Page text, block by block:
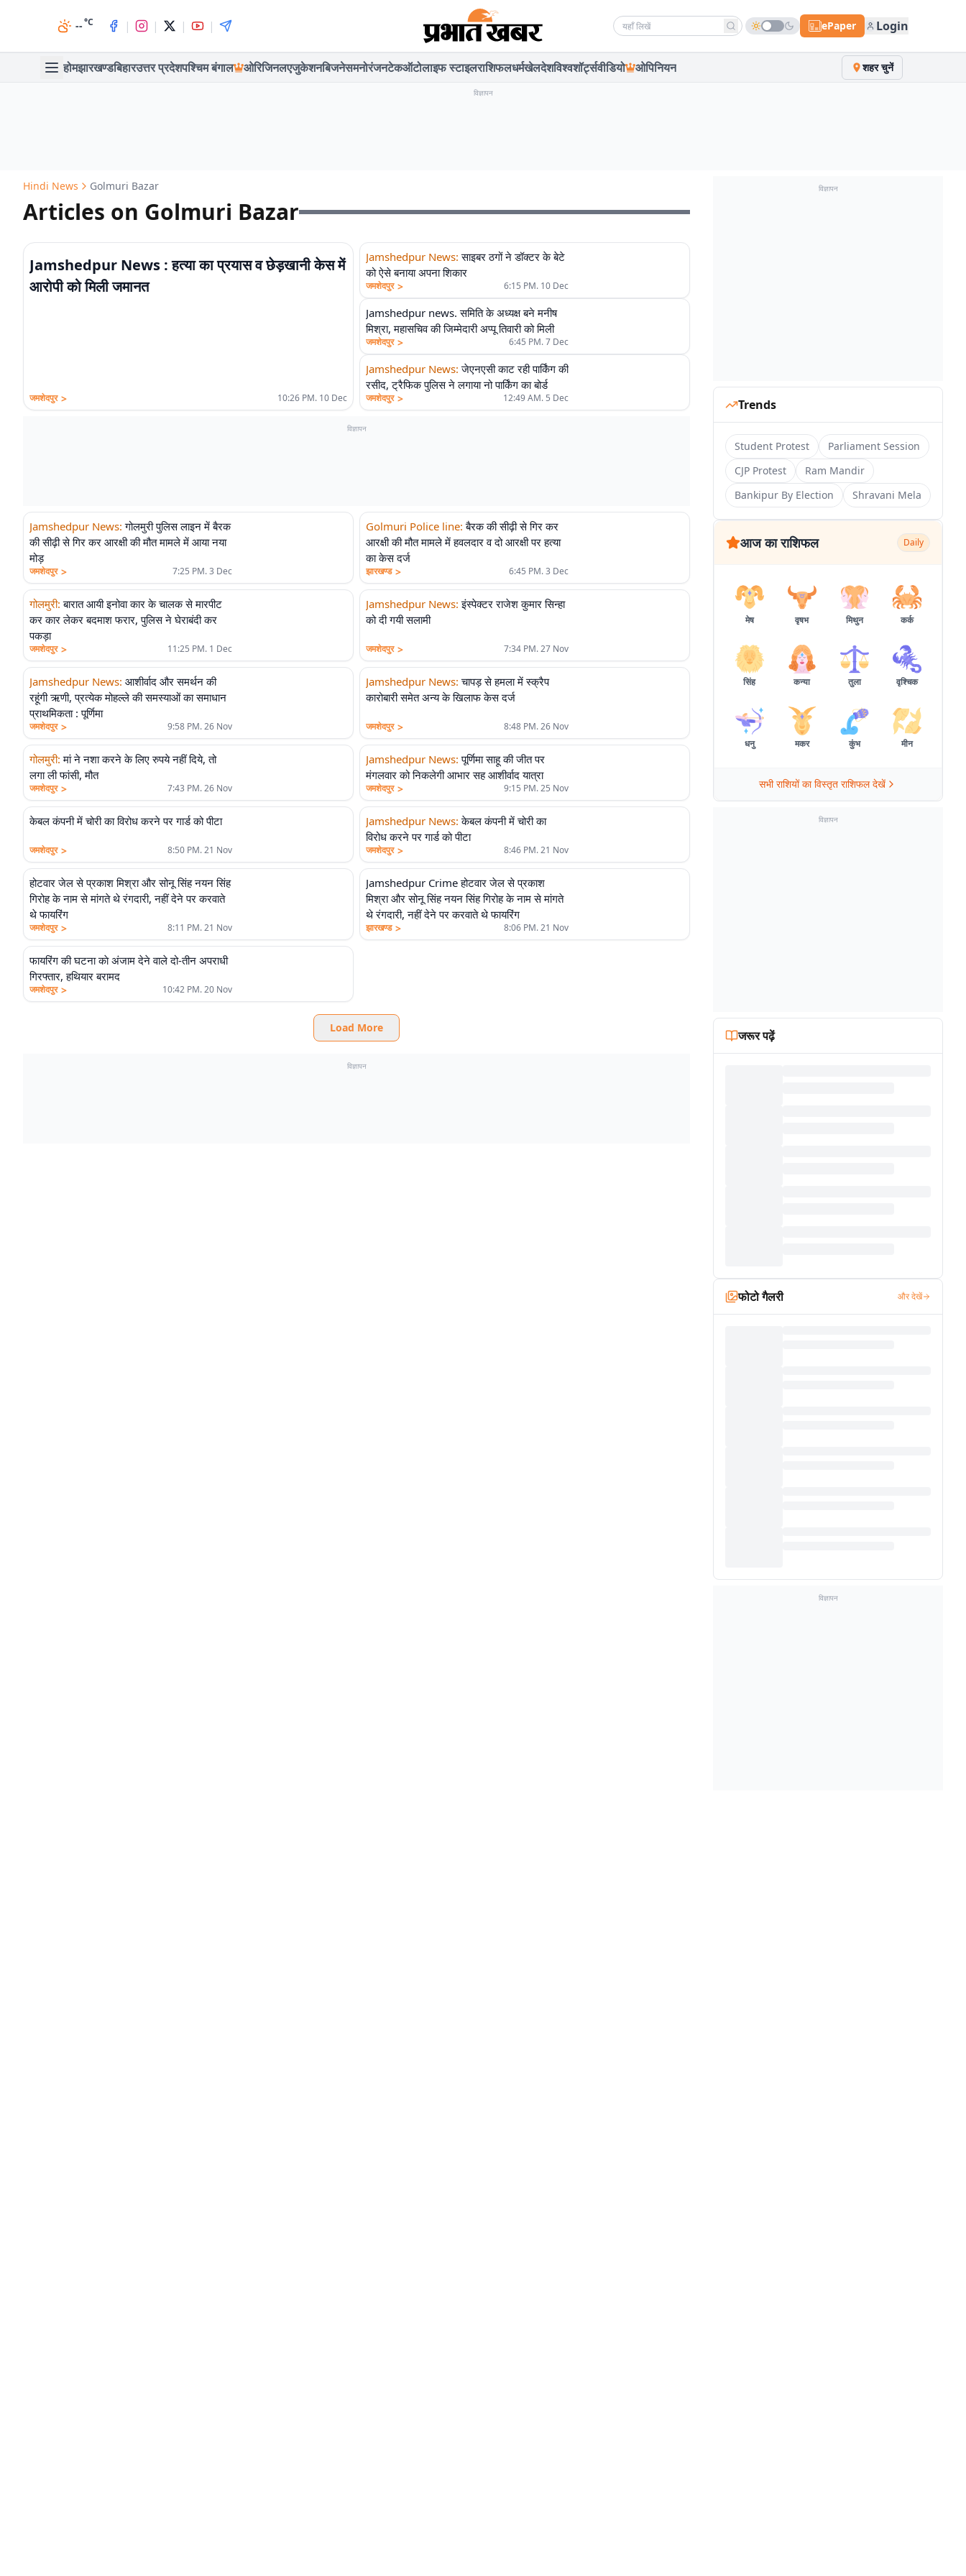
--°C | | | | Search news ePaper Login
होमझारखण्डबिहारउत्तर प्रदेशपश्चिम बंगाल ओरिजिनलएजुकेशनबिजनेसमनोरंजनटेकऑटोलाइफ स्टाइलराशिफलधर्मखेलदेशविश्वशॉर्ट्सवीडियो ओपिनियन शहर चुनें
विज्ञापन
Hindi News Golmuri Bazar
Articles on Golmuri Bazar
Jamshedpur News : हत्या का प्रयास व छेड़खानी केस में
आरोपी को मिली जमानत
जमशेदपुर > 10:26 PM. 10 Dec
Jamshedpur News: साइबर ठगों ने डॉक्टर के बेटे
को ऐसे बनाया अपना शिकार
जमशेदपुर > 6:15 PM. 10 Dec
Jamshedpur news. समिति के अध्यक्ष बने मनीष
मिश्रा, महासचिव की जिम्मेदारी अप्पू तिवारी को मिली
जमशेदपुर > 6:45 PM. 7 Dec
Jamshedpur News: जेएनएसी काट रही पार्किंग की
रसीद, ट्रैफिक पुलिस ने लगाया नो पार्किंग का बोर्ड
जमशेदपुर > 12:49 AM. 5 Dec
विज्ञापन
Jamshedpur News: गोलमुरी पुलिस लाइन में बैरक
की सीढ़ी से गिर कर आरक्षी की मौत मामले में आया नया
मोड़
जमशेदपुर > 7:25 PM. 3 Dec
Golmuri Police line: बैरक की सीढ़ी से गिर कर
आरक्षी की मौत मामले में हवलदार व दो आरक्षी पर हत्या
का केस दर्ज
झारखण्ड > 6:45 PM. 3 Dec
गोलमुरी: बारात आयी इनोवा कार के चालक से मारपीट
कर कार लेकर बदमाश फरार, पुलिस ने घेराबंदी कर
पकड़ा
जमशेदपुर > 11:25 PM. 1 Dec
Jamshedpur News: इंस्पेक्टर राजेश कुमार सिन्हा
को दी गयी सलामी
जमशेदपुर > 7:34 PM. 27 Nov
Jamshedpur News: आशीर्वाद और समर्थन की
रहूंगी ऋणी, प्रत्येक मोहल्ले की समस्याओं का समाधान
प्राथमिकता : पूर्णिमा
जमशेदपुर > 9:58 PM. 26 Nov
Jamshedpur News: चापड़ से हमला में स्क्रैप
कारोबारी समेत अन्य के खिलाफ केस दर्ज
जमशेदपुर > 8:48 PM. 26 Nov
गोलमुरी: मां ने नशा करने के लिए रुपये नहीं दिये, तो
लगा ली फांसी, मौत
जमशेदपुर > 7:43 PM. 26 Nov
Jamshedpur News: पूर्णिमा साहू की जीत पर
मंगलवार को निकलेगी आभार सह आशीर्वाद यात्रा
जमशेदपुर > 9:15 PM. 25 Nov
केबल कंपनी में चोरी का विरोध करने पर गार्ड को पीटा
जमशेदपुर > 8:50 PM. 21 Nov
Jamshedpur News: केबल कंपनी में चोरी का
विरोध करने पर गार्ड को पीटा
जमशेदपुर > 8:46 PM. 21 Nov
होटवार जेल से प्रकाश मिश्रा और सोनू सिंह नयन सिंह
गिरोह के नाम से मांगते थे रंगदारी, नहीं देने पर करवाते
थे फायरिंग
जमशेदपुर > 8:11 PM. 21 Nov
Jamshedpur Crime होटवार जेल से प्रकाश
मिश्रा और सोनू सिंह नयन सिंह गिरोह के नाम से मांगते
थे रंगदारी, नहीं देने पर करवाते थे फायरिंग
झारखण्ड > 8:06 PM. 21 Nov
फायरिंग की घटना काे अंजाम देने वाले दो-तीन अपराधी
गिरफ्तार, हथियार बरामद
जमशेदपुर > 10:42 PM. 20 Nov
Load More
विज्ञापन
विज्ञापन
Trends
Student Protest
Parliament Session
CJP Protest
Ram Mandir
Bankipur By Election
Shravani Mela
आज का राशिफल Daily
मेष वृषभ मिथुन कर्क
सिंह कन्या तुला वृश्चिक
धनु मकर कुंभ मीन
सभी राशियों का विस्तृत राशिफल देखें
विज्ञापन
जरूर पढ़ें
फोटो गैलरी और देखें
विज्ञापन